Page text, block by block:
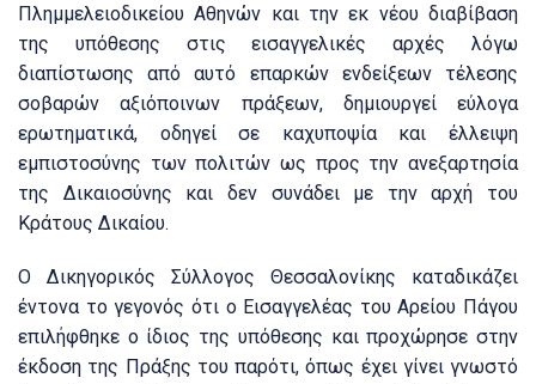
Πλημμελειοδικείου Αθηνών και την εκ νέου διαβίβαση
της υπόθεσης στις εισαγγελικές αρχές λόγω
διαπίστωσης από αυτό επαρκών ενδείξεων τέλεσης
σοβαρών αξιόποινων πράξεων, δημιουργεί εύλογα
ερωτηματικά, οδηγεί σε καχυποψία και έλλειψη
εμπιστοσύνης των πολιτών ως προς την ανεξαρτησία
της Δικαιοσύνης και δεν συνάδει με την αρχή του
Κράτους Δικαίου.
Ο Δικηγορικός Σύλλογος Θεσσαλονίκης καταδικάζει
έντονα το γεγονός ότι ο Εισαγγελέας του Αρείου Πάγου
επιλήφθηκε ο ίδιος της υπόθεσης και προχώρησε στην
έκδοση της Πράξης του παρότι, όπως έχει γίνει γνωστό